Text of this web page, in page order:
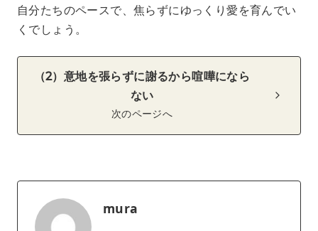
自分たちのペースで、焦らずにゆっくり愛を育んでい
くでしょう。
（2）意地を張らずに謝るから喧嘩になら
ない
次のページへ
mura